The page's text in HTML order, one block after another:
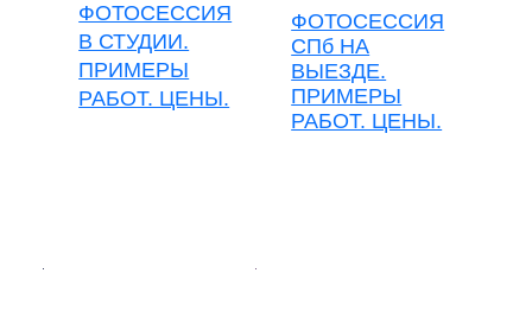
ФОТОСЕССИЯ
В СТУДИИ.
ПРИМЕРЫ
РАБОТ. ЦЕНЫ.
ФОТОСЕССИЯ
СПб НА
ВЫЕЗДЕ.
ПРИМЕРЫ
РАБОТ. ЦЕНЫ.